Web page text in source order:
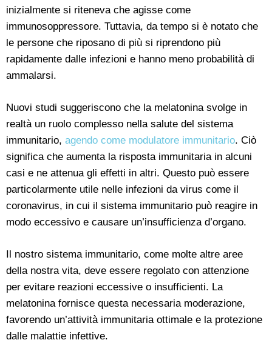
inizialmente si riteneva che agisse come
immunosoppressore. Tuttavia, da tempo si è notato che
le persone che riposano di più si riprendono più
rapidamente dalle infezioni e hanno meno probabilità di
ammalarsi.
Nuovi studi suggeriscono che la melatonina svolge in
realtà un ruolo complesso nella salute del sistema
immunitario, agendo come modulatore immunitario. Ciò
significa che aumenta la risposta immunitaria in alcuni
casi e ne attenua gli effetti in altri. Questo può essere
particolarmente utile nelle infezioni da virus come il
coronavirus, in cui il sistema immunitario può reagire in
modo eccessivo e causare un’insufficienza d’organo.
Il nostro sistema immunitario, come molte altre aree
della nostra vita, deve essere regolato con attenzione
per evitare reazioni eccessive o insufficienti. La
melatonina fornisce questa necessaria moderazione,
favorendo un’attività immunitaria ottimale e la protezione
dalle malattie infettive.